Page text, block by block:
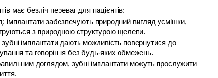
має безліч переваг для пацієнтів:
імплантати забезпечують природний вигляд усмішки,
з природною структурою щелепи.
зубні імплантати дають можливість повернутися до
та говоріння без будь-яких обмежень.
доглядом, зубні імплантати можуть прослужити